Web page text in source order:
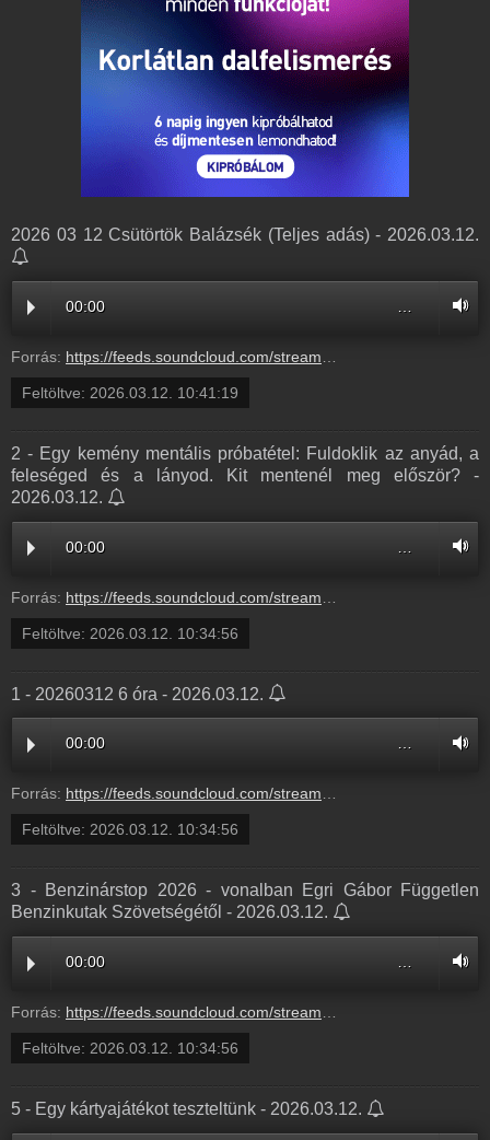
2026 03 12 Csütörtök Balázsék (Teljes adás) - 2026.03.12.
00:00
Forrás: https://feeds.soundcloud.com/stream/2282233736-balazsek-2026-03-12-csuetoertoek.mp3
Feltöltve: 2026.03.12. 10:41:19
2 - Egy kemény mentális próbatétel: Fuldoklik az anyád, a
feleséged és a lányod. Kit mentenél meg először? -
2026.03.12.
00:00
Forrás: https://feeds.soundcloud.com/stream/2282231918-balazsek-2-egy-kemeny-mentalis-probatetel-fuldoklik-az-anyad-a-feleseged-es-a-lanyod-kit-mentenel-meg-eloszor-2.mp3
Feltöltve: 2026.03.12. 10:34:56
1 - 20260312 6 óra - 2026.03.12.
00:00 …
Forrás: https://feeds.soundcloud.com/stream/2282231915-balazsek-1-20260312-6-ora-1.mp3
Feltöltve: 2026.03.12. 10:34:56
3 - Benzinárstop 2026 - vonalban Egri Gábor Független
Benzinkutak Szövetségétől - 2026.03.12.
00:00
Forrás: https://feeds.soundcloud.com/stream/2282231912-balazsek-3-benzinarstop-2026-vonalban-egri-gabor-fuggetlen-benzinkutak-szovetsegetol-3.mp3
Feltöltve: 2026.03.12. 10:34:56
5 - Egy kártyajátékot teszteltünk - 2026.03.12.